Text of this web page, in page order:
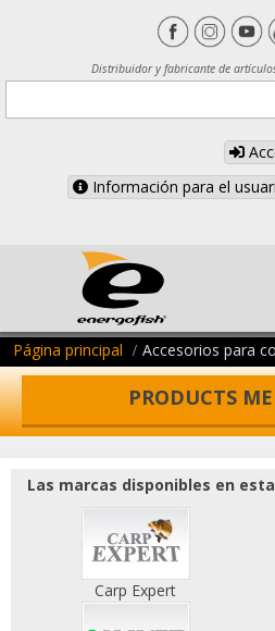
Distribuidor y fabricante de
Información para el
Página principal Accesorios para
PRODUCTS
Las marcas disponibles en
Carp Expert